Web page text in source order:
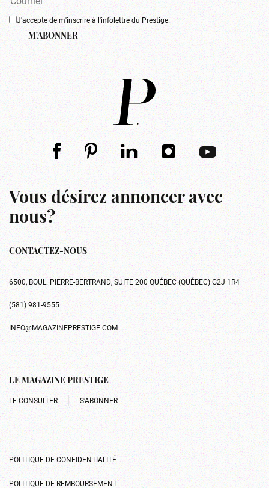
J'accepte de m'inscrire à l'infolettre du Prestige.
M'ABONNER
Vous désirez annoncer avec
nous?
CONTACTEZ-NOUS
6500, BOUL. PIERRE-BERTRAND, SUITE 200 QUÉBEC (QUÉBEC) G2J 1R4
(581) 981-9555
INFO@MAGAZINEPRESTIGE.COM
LE MAGAZINE PRESTIGE
LE CONSULTER S’ABONNER
POLITIQUE DE CONFIDENTIALITÉ
POLITIQUE DE REMBOURSEMENT